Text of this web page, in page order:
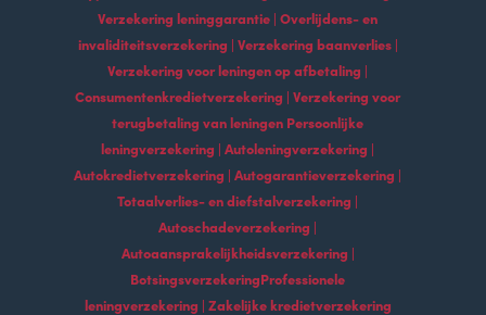
Verzekering leninggarantie | Overlijdens- en
invaliditeitsverzekering | Verzekering baanverlies |
Verzekering voor leningen op afbetaling |
Consumentenkredietverzekering | Verzekering voor
terugbetaling van leningen Persoonlijke
leningverzekering | Autoleningverzekering |
Autokredietverzekering | Autogarantieverzekering |
Totaalverlies- en diefstalverzekering |
Autoschadeverzekering |
Autoaansprakelijkheidsverzekering |
BotsingsverzekeringProfessionele
leningverzekering | Zakelijke kredietverzekering